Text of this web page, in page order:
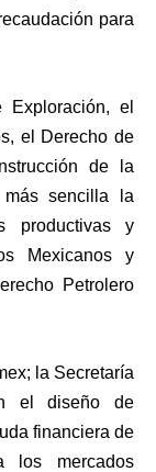
para
Exploración, el
el Derecho de
de la
más sencilla la
productivas y
Mexicanos y
Petrolero
la Secretaría
el diseño de
financiera de
los mercados